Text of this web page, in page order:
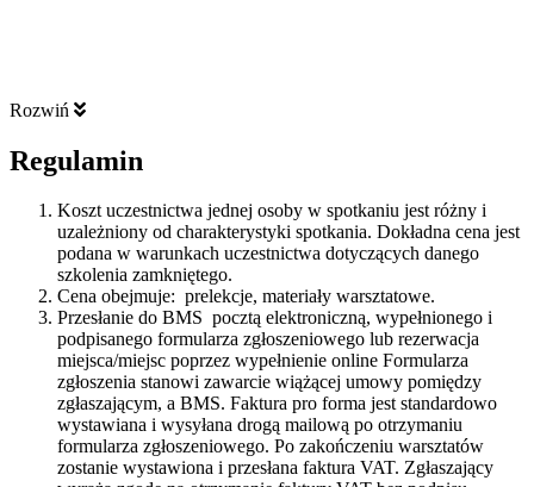
Rozwiń
Regulamin
Koszt uczestnictwa jednej osoby w spotkaniu jest różny i
uzależniony od charakterystyki spotkania. Dokładna cena jest
podana w warunkach uczestnictwa dotyczących danego
szkolenia zamkniętego.
Cena obejmuje: prelekcje, materiały warsztatowe.
Przesłanie do BMS pocztą elektroniczną, wypełnionego i
podpisanego formularza zgłoszeniowego lub rezerwacja
miejsca/miejsc poprzez wypełnienie online Formularza
zgłoszenia stanowi zawarcie wiążącej umowy pomiędzy
zgłaszającym, a BMS. Faktura pro forma jest standardowo
wystawiana i wysyłana drogą mailową po otrzymaniu
formularza zgłoszeniowego. Po zakończeniu warsztatów
zostanie wystawiona i przesłana faktura VAT. Zgłaszający